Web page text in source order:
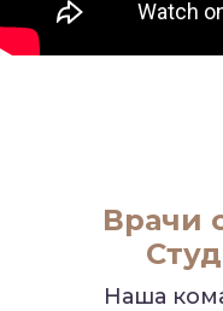
Врачи
Наша